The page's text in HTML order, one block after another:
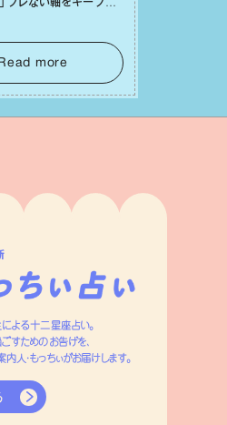
ブレない軸をキープし
よう、⼼にしっかりブ
と。この意識の切り替
かな安⼼感をもたらす
Read more
よる十二星座占い。
すためのお告げを、
人・もっちぃがお届けします。